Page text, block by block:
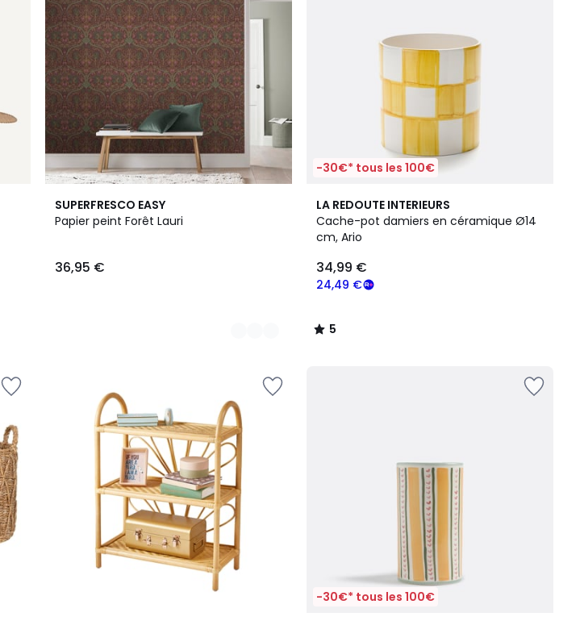
SUPERFRESCO EASY
Papier peint Forêt Lauri
36,95 €
2
Couleurs
-30€* tous les 100€
LA REDOUTE INTERIEURS
Cache-pot damiers en céramique Ø14
cm, Ario
24,49 €
34,99 €
5
/
5
5
/
-30€* tous les 100€